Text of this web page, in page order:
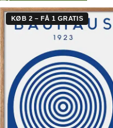
KØB 2 – FÅ 1 GRATIS